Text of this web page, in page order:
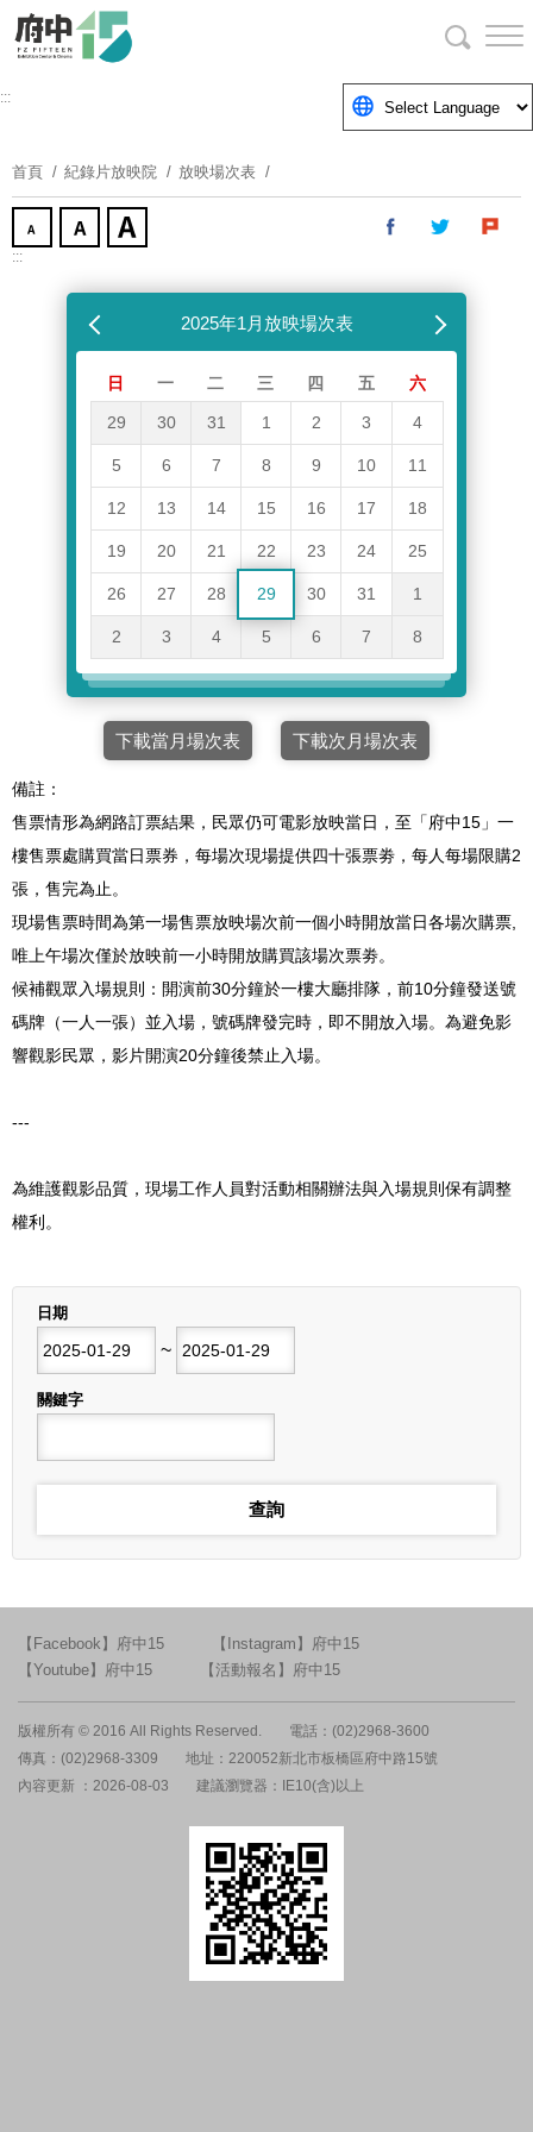
要
塊
:::
首頁 紀錄片放映院 放映場次表
:::
2025年1月放映場次表下個月
日 一 二 三 四 五 六
29 30 31 1 2 3 4
5 6 7 8 9 10 11
12 13 14 15 16 17 18
19 20 21 22 23 24 25
26 27 28 29 30 31 1
2 3 4 5 6 7 8
下載當月場次表 下載次月場次表
備註：
售票情形為網路訂票結果，民眾仍可電影放映當日，至「府中15」一
樓售票處購買當日票券，每場次現場提供四十張票劵，每人每場限購2
張，售完為止。
現場售票時間為第一場售票放映場次前一個小時開放當日各場次購票,
唯上午場次僅於放映前一小時開放購買該場次票劵。
候補觀眾入場規則：開演前30分鐘於一樓大廳排隊，前10分鐘發送號
碼牌（一人一張）並入場，號碼牌發完時，即不開放入場。為避免影
響觀影民眾，影片開演20分鐘後禁止入場。
---
為維護觀影品質，現場工作人員對活動相關辦法與入場規則保有調整
權利。
日期
~
結束日期
關鍵字
【Facebook】府中15
【Instagram】府中15
【Youtube】府中15
【活動報名】府中15
版權所有 © 2016 All Rights Reserved.
電話：(02)2968-3600
傳真：(02)2968-3309
地址：220052新北市板橋區府中路15號
內容更新 ：2026-08-03
建議瀏覽器：IE10(含)以上